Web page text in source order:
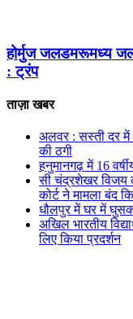
होर्मुज जलडमरूमध्य
: ट्रंप
ताज़ा खबर
अलवर : सस्ती दर
की ठगी
हनुमानगढ़ में 16
सी चंद्रशेखर विजय
कोर्ट ने मामला बंद
धौलपुर में घर में
अखिल भारतीय
लिए किया प्रदर्शन